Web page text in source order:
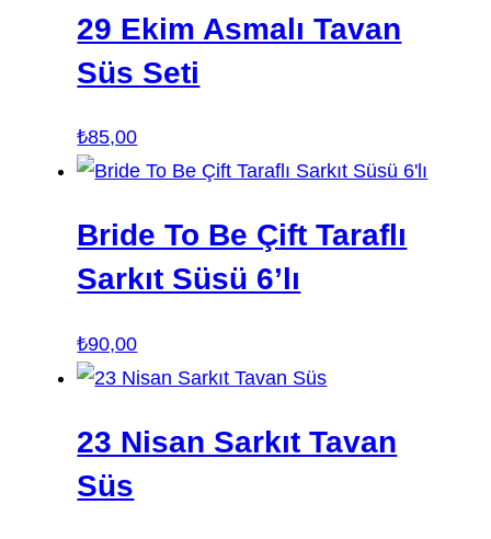
29 Ekim Asmalı Tavan
Süs Seti
₺85,00
Bride To Be Çift Taraflı
Sarkıt Süsü 6’lı
₺90,00
23 Nisan Sarkıt Tavan
Süs